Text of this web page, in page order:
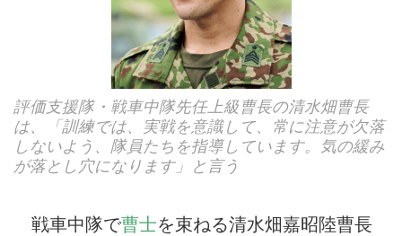
評価支援隊・戦車中隊先任上級曹長の清水畑曹長
は、「訓練では、実戦を意識して、常に注意が欠落
しないよう、隊員たちを指導しています。気の緩み
が落とし穴になります」と言う
戦車中隊で曹士を束ねる清水畑嘉昭陸曹長